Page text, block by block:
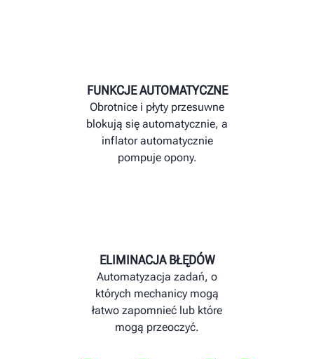
FUNKCJE AUTOMATYCZNE
Obrotnice i płyty przesuwne
blokują się automatycznie, a
inflator automatycznie
pompuje opony.
ELIMINACJA BŁĘDÓW
Automatyzacja zadań, o
których mechanicy mogą
łatwo zapomnieć lub które
mogą przeoczyć.